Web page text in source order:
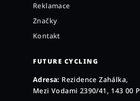
Reklamace
Značky
Kontakt
FUTURE CYCLING
Adresa: Rezidence Zahálka,
Mezi Vodami 2390/41, 143 00